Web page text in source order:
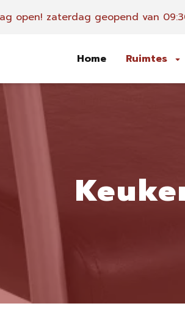
open! zaterdag geopend van
Home Ruimtes